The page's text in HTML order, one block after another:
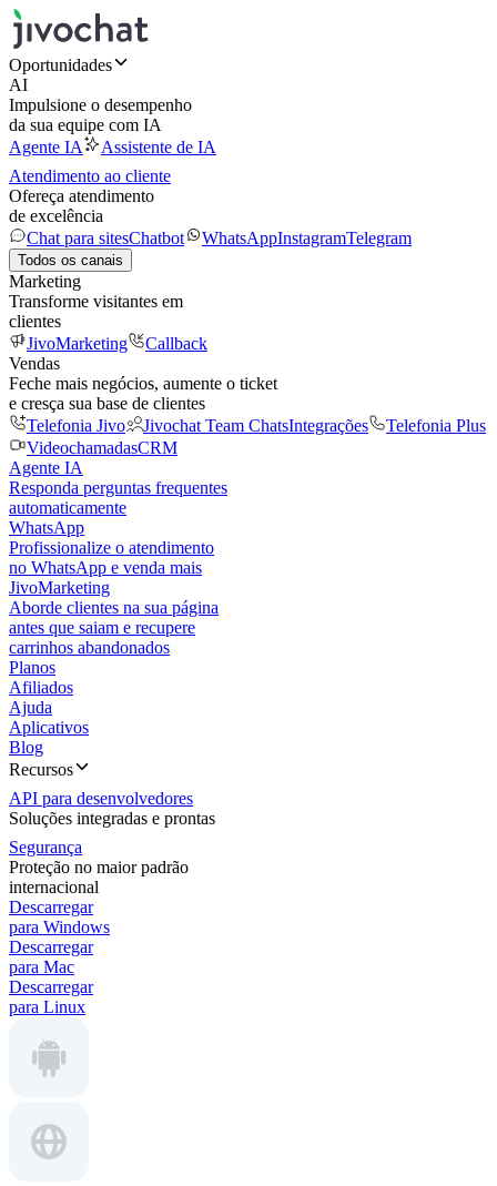
Oportunidades
AI
Impulsione o desempenho
da sua equipe com IA
Agente IA
Assistente de IA
Atendimento ao cliente
Ofereça atendimento
de excelência
Chat para sitesChatbot WhatsAppInstagramTelegram
Todos os canais
Marketing
Transforme visitantes em
clientes
JivoMarketing
Callback
Vendas
Feche mais negócios, aumente o ticket
e cresça sua base de clientes
Telefonia Jivo
Jivochat Team ChatsIntegrações
Telefonia Plus
VideochamadasCRM
Agente IA
Responda perguntas frequentes
automaticamente
WhatsApp
Profissionalize o atendimento
no WhatsApp e venda mais
JivoMarketing
Aborde clientes na sua página
antes que saiam e recupere
carrinhos abandonados
Planos
Afiliados
Ajuda
Aplicativos
Blog
Recursos
API para desenvolvedores
Soluções integradas e prontas
Segurança
Proteção no maior padrão
internacional
Descarregar
para Windows
Descarregar
para Mac
Descarregar
para Linux